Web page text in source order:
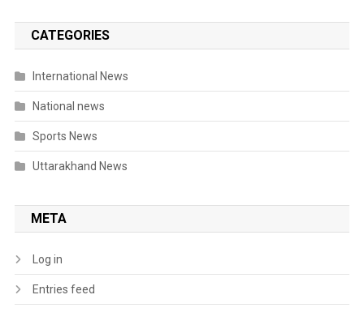
CATEGORIES
International News
National news
Sports News
Uttarakhand News
META
Log in
Entries feed